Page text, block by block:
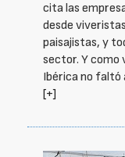
cita las
desde
paisajistas, y
sector. Y como
Ibérica no faltó
[+]